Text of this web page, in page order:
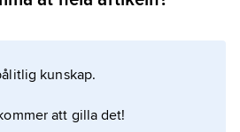
att äta rörmaneter, vilkas
blåsmaneten. Skalet är
kunskap.
att gilla det!